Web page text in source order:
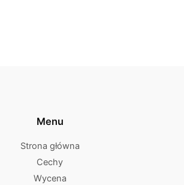
Menu
Strona główna
Cechy
Wycena